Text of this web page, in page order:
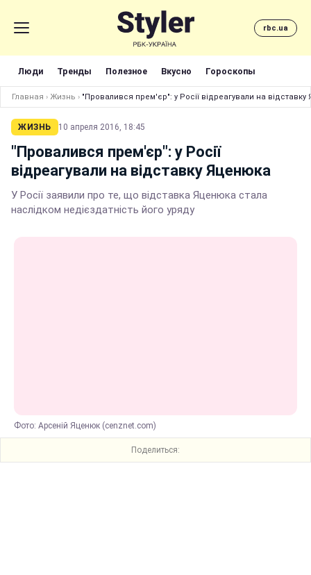
rbc.ua
Люди Тренды Полезное Вкусно Гороскопы
Главная › Жизнь › "Провалився прем'єр": у Росії відреагували на
ЖИЗНЬ 10 апреля 2016, 18:45
"Провалився прем'єр": у Росії
відреагували на відставку Яценюка
У Росії заявили про те, що відставка Яценюка стала
наслідком недієздатність його уряду
Фото: Арсеній Яценюк (cenznet.com)
Поделиться: